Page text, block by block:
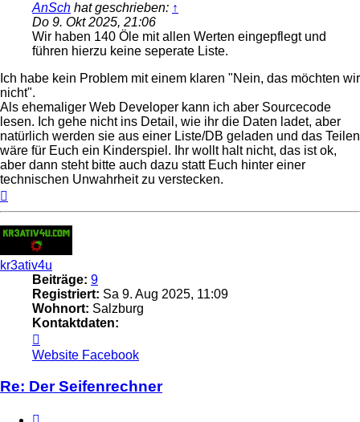
AnSch hat geschrieben: ↑
Do 9. Okt 2025, 21:06
Wir haben 140 Öle mit allen Werten eingepflegt und
führen hierzu keine seperate Liste.
Ich habe kein Problem mit einem klaren "Nein, das möchten wir
nicht".
Als ehemaliger Web Developer kann ich aber Sourcecode
lesen. Ich gehe nicht ins Detail, wie ihr die Daten ladet, aber
natürlich werden sie aus einer Liste/DB geladen und das Teilen
wäre für Euch ein Kinderspiel. Ihr wollt halt nicht, das ist ok,
aber dann steht bitte auch dazu statt Euch hinter einer
technischen Unwahrheit zu verstecken.
kr3ativ4u
Beiträge: 9
Registriert: Sa 9. Aug 2025, 11:09
Wohnort: Salzburg
Kontaktdaten:
von
kr3ativ4u
Website Facebook
Re: Der Seifenrechner